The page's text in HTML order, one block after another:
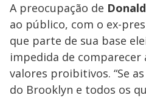
A preocupação de
ao público, com o ex-
que parte de sua base
impedida de comparecer
valores proibitivos. “Se
do Brooklyn e todos os